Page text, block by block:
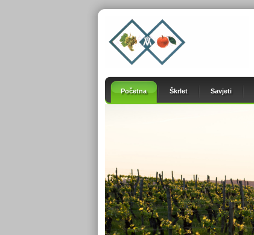
Početna Škrlet Savjeti